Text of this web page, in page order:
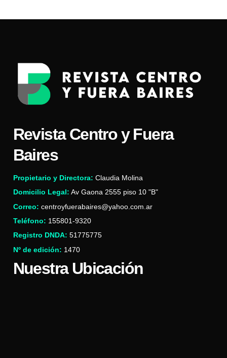
Revista Centro y Fuera
Baires
Propietario y Directora: Claudia Molina
Domicilio Legal: Av Gaona 2555 piso 10 "B"
Correo: centroyfuerabaires@yahoo.com.ar
Teléfono: 155801-9320
Registro DNDA: 51775775
Nº de edición: 1470
Nuestra Ubicación